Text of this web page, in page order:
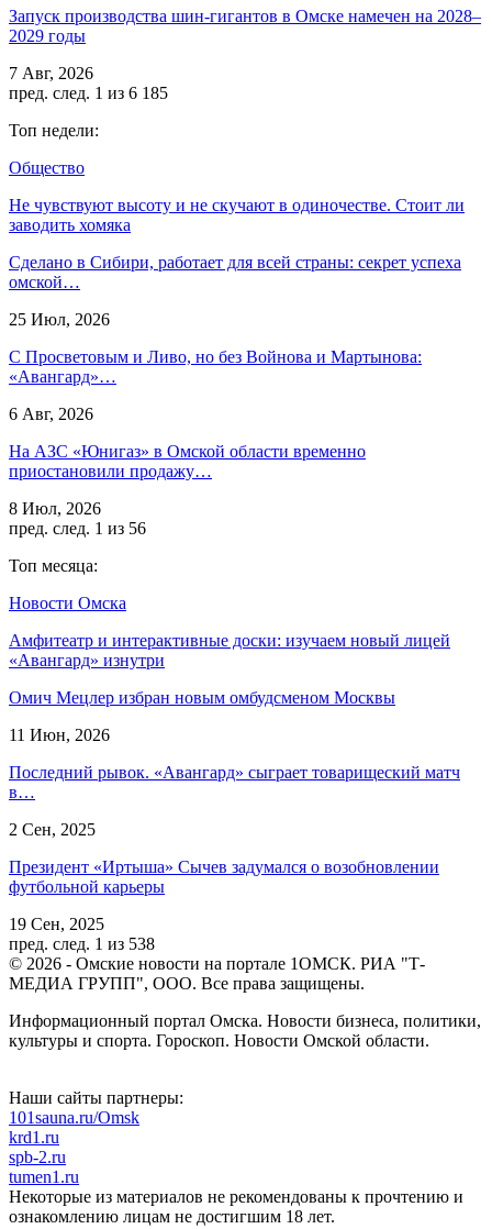
Запуск производства шин-гигантов в Омске намечен на 2028–
2029 годы
7 Авг, 2026
пред. след. 1 из 6 185
Топ недели:
Общество
Не чувствуют высоту и не скучают в одиночестве. Стоит ли
заводить хомяка
Сделано в Сибири, работает для всей страны: секрет успеха
омской…
25 Июл, 2026
С Просветовым и Ливо, но без Войнова и Мартынова:
«Авангард»…
6 Авг, 2026
На АЗС «Юнигаз» в Омской области временно
приостановили продажу…
8 Июл, 2026
пред. след. 1 из 56
Топ месяца:
Новости Омска
Амфитеатр и интерактивные доски: изучаем новый лицей
«Авангард» изнутри
Омич Мецлер избран новым омбудсменом Москвы
11 Июн, 2026
Последний рывок. «Авангард» сыграет товарищеский матч
в…
2 Сен, 2025
Президент «Иртыша» Сычев задумался о возобновлении
футбольной карьеры
19 Сен, 2025
пред. след. 1 из 538
© 2026 - Омские новости на портале 1ОМСК. РИА "Т-
МЕДИА ГРУПП", ООО. Все права защищены.
Информационный портал Омска. Новости бизнеса, политики,
культуры и спорта. Гороскоп. Новости Омской области.
Наши сайты партнеры:
101sauna.ru/Omsk
krd1.ru
spb-2.ru
tumen1.ru
Некоторые из материалов не рекомендованы к прочтению и
ознакомлению лицам не достигшим 18 лет.